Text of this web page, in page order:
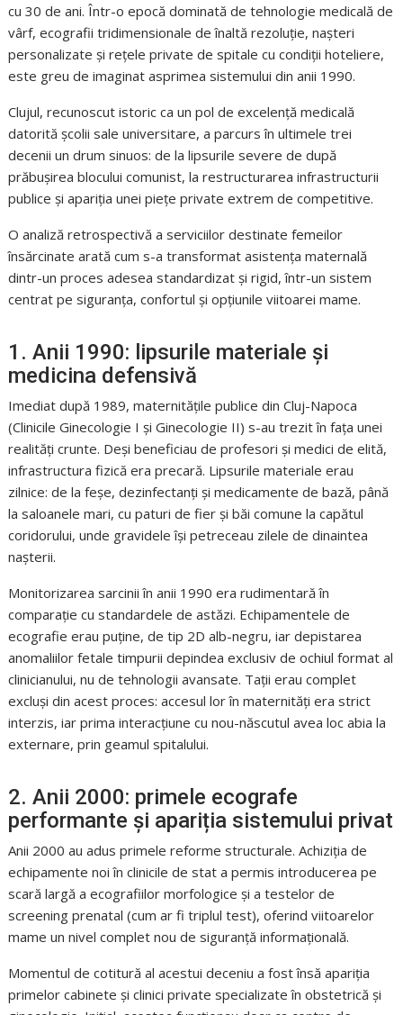
cu 30 de ani. Într-o epocă dominată de tehnologie medicală de
vârf, ecografii tridimensionale de înaltă rezoluție, nașteri
personalizate și rețele private de spitale cu condiții hoteliere,
este greu de imaginat asprimea sistemului din anii 1990.
Clujul, recunoscut istoric ca un pol de excelență medicală
datorită școlii sale universitare, a parcurs în ultimele trei
decenii un drum sinuos: de la lipsurile severe de după
prăbușirea blocului comunist, la restructurarea infrastructurii
publice și apariția unei piețe private extrem de competitive.
O analiză retrospectivă a serviciilor destinate femeilor
însărcinate arată cum s-a transformat asistența maternală
dintr-un proces adesea standardizat și rigid, într-un sistem
centrat pe siguranța, confortul și opțiunile viitoarei mame.
1. Anii 1990: lipsurile materiale și
medicina defensivă
Imediat după 1989, maternitățile publice din Cluj-Napoca
(Clinicile Ginecologie I și Ginecologie II) s-au trezit în fața unei
realități crunte. Deși beneficiau de profesori și medici de elită,
infrastructura fizică era precară. Lipsurile materiale erau
zilnice: de la feșe, dezinfectanți și medicamente de bază, până
la saloanele mari, cu paturi de fier și băi comune la capătul
coridorului, unde gravidele își petreceau zilele de dinaintea
nașterii.
Monitorizarea sarcinii în anii 1990 era rudimentară în
comparație cu standardele de astăzi. Echipamentele de
ecografie erau puține, de tip 2D alb-negru, iar depistarea
anomaliilor fetale timpurii depindea exclusiv de ochiul format al
clinicianului, nu de tehnologii avansate. Tații erau complet
excluși din acest proces: accesul lor în maternități era strict
interzis, iar prima interacțiune cu nou-născutul avea loc abia la
externare, prin geamul spitalului.
2. Anii 2000: primele ecografe
performante și apariția sistemului privat
Anii 2000 au adus primele reforme structurale. Achiziția de
echipamente noi în clinicile de stat a permis introducerea pe
scară largă a ecografiilor morfologice și a testelor de
screening prenatal (cum ar fi triplul test), oferind viitoarelor
mame un nivel complet nou de siguranță informațională.
Momentul de cotitură al acestui deceniu a fost însă apariția
primelor cabinete și clinici private specializate în obstetrică și